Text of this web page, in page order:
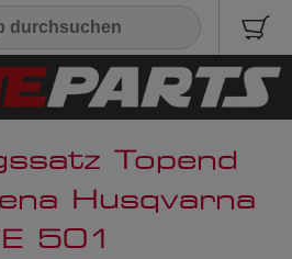
Topend
Husqvarna
501